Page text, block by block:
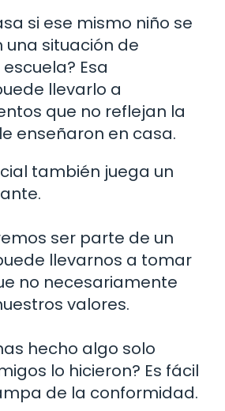
si ese mismo niño se
una situación de
Esa
llevarlo a
que no reflejan la
enseñaron en casa.
también juega un
ser parte de un
llevarnos a tomar
no necesariamente
valores.
hecho algo solo
lo hicieron? Es fácil
de la conformidad.